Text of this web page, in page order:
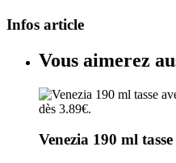
Infos article
Vous aimerez
Venezia 190 ml tasse